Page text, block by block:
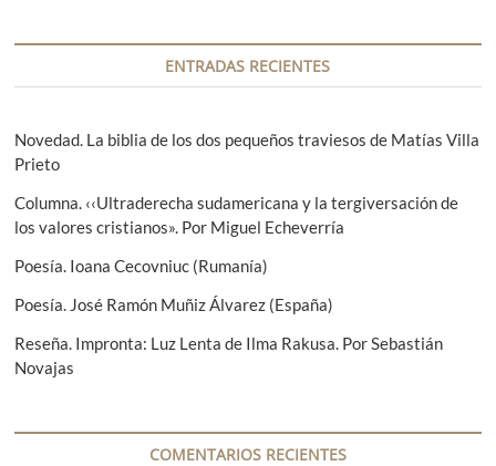
c
n
d
e
n
t
r
d
r
o
g
i
t
e
ENTRADAS RECIENTES
Novedad. La biblia de los dos pequeños traviesos de Matías Villa
Prieto
Columna. ‹‹Ultraderecha sudamericana y la tergiversación de
los valores cristianos». Por Miguel Echeverría
Poesía. Ioana Cecovniuc (Rumanía)
Poesía. José Ramón Muñiz Álvarez (España)
Reseña. Impronta: Luz Lenta de Ilma Rakusa. Por Sebastián
Novajas
COMENTARIOS RECIENTES